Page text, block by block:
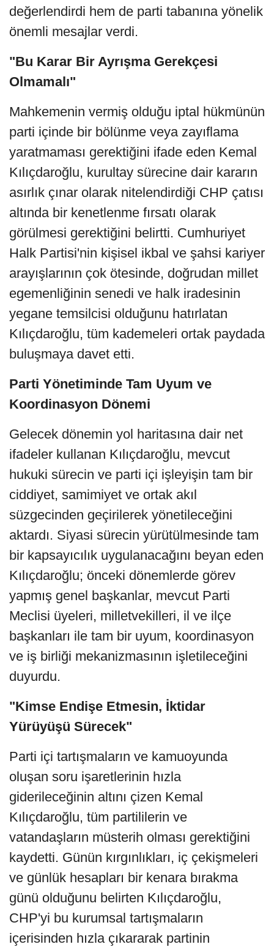
değerlendirdi hem de parti tabanına yönelik
önemli mesajlar verdi.
"Bu Karar Bir Ayrışma Gerekçesi
Olmamalı"
Mahkemenin vermiş olduğu iptal hükmünün
parti içinde bir bölünme veya zayıflama
yaratmaması gerektiğini ifade eden Kemal
Kılıçdaroğlu, kurultay sürecine dair kararın
asırlık çınar olarak nitelendirdiği CHP çatısı
altında bir kenetlenme fırsatı olarak
görülmesi gerektiğini belirtti. Cumhuriyet
Halk Partisi'nin kişisel ikbal ve şahsi kariyer
arayışlarının çok ötesinde, doğrudan millet
egemenliğinin senedi ve halk iradesinin
yegane temsilcisi olduğunu hatırlatan
Kılıçdaroğlu, tüm kademeleri ortak paydada
buluşmaya davet etti.
Parti Yönetiminde Tam Uyum ve
Koordinasyon Dönemi
Gelecek dönemin yol haritasına dair net
ifadeler kullanan Kılıçdaroğlu, mevcut
hukuki sürecin ve parti içi işleyişin tam bir
ciddiyet, samimiyet ve ortak akıl
süzgecinden geçirilerek yönetileceğini
aktardı. Siyasi sürecin yürütülmesinde tam
bir kapsayıcılık uygulanacağını beyan eden
Kılıçdaroğlu; önceki dönemlerde görev
yapmış genel başkanlar, mevcut Parti
Meclisi üyeleri, milletvekilleri, il ve ilçe
başkanları ile tam bir uyum, koordinasyon
ve iş birliği mekanizmasının işletileceğini
duyurdu.
"Kimse Endişe Etmesin, İktidar
Yürüyüşü Sürecek"
Parti içi tartışmaların ve kamuoyunda
oluşan soru işaretlerinin hızla
giderileceğinin altını çizen Kemal
Kılıçdaroğlu, tüm partililerin ve
vatandaşların müsterih olması gerektiğini
kaydetti. Günün kırgınlıkları, iç çekişmeleri
ve günlük hesapları bir kenara bırakma
günü olduğunu belirten Kılıçdaroğlu,
CHP'yi bu kurumsal tartışmaların
içerisinden hızla çıkararak partinin